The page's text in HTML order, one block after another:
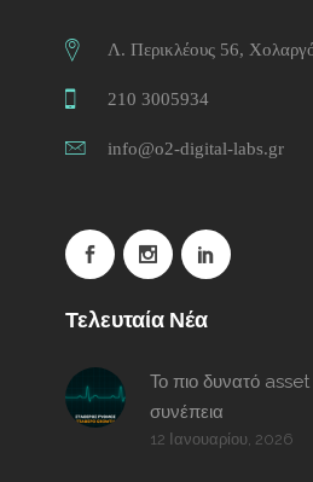
Λ. Περικλέους 56,
210 3005934
info@o2-digital-labs.gr
Τελευταία Νέα
Το πιο δυνατό asset
συνέπεια
12 Ιανουαρίου, 2026